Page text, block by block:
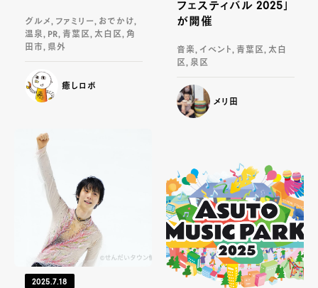
グルメ, ファミリー, おでかけ,
温泉, PR, 青葉区, 太白区, 角
田市, 県外
癒しロボ
フェスティバル 2025」
が開催
音楽, イベント, 青葉区, 太白
区, 泉区
メリ田
2025.7.18